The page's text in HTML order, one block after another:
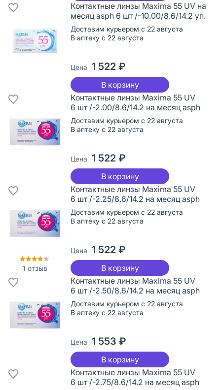
Контактные линзы Maxima 55 UV на
месяц asph 6 шт /-10.00/8.6/14.2 уп.
Доставим курьером с 22 августа
В аптеку с 22 августа
Цена 1 522 ₽
В корзину
Контактные линзы Maxima 55 UV
6 шт /-2.00/8.6/14.2 на месяц asph
Доставим курьером с 22 августа
В аптеку с 22 августа
Цена 1 522 ₽
В корзину
1 отзыв
Контактные линзы Maxima 55 UV
6 шт /-2.25/8.6/14.2 на месяц asph
Доставим курьером с 22 августа
В аптеку с 22 августа
Цена 1 522 ₽
В корзину
Контактные линзы Maxima 55 UV
6 шт /-2.50/8.6/14.2 на месяц asph
Доставим курьером с 22 августа
В аптеку с 22 августа
Цена 1 553 ₽
В корзину
Контактные линзы Maxima 55 UV
6 шт /-2.75/8.6/14.2 на месяц asph